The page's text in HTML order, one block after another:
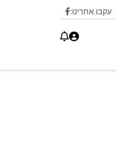
עקבו אחרינו: